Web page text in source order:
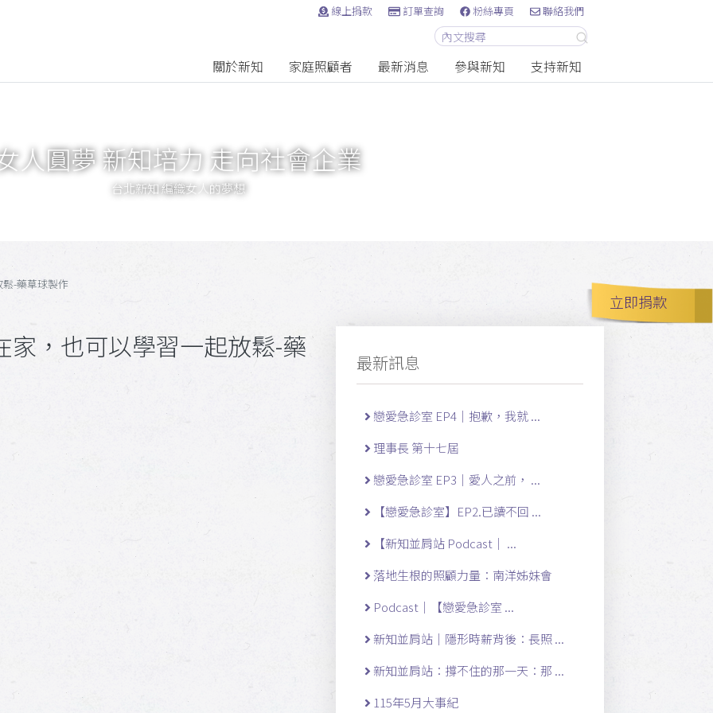
線上捐款 訂單查詢 粉絲專頁 聯絡我們
關於新知 家庭照顧者 最新消息 參與新知 支持新知
立即捐款
人圓夢 新知培力 走向社會企業
台北新知 編織女人的夢想
-藥草球製作
家，也可以學習一起放鬆-藥 最新訊息
戀愛急診室 EP4｜抱歉，我就 ...
理事長 第十七屆
戀愛急診室 EP3｜愛人之前， ...
【戀愛急診室】EP2.已讀不回 ...
【新知並肩站 Podcast｜ ...
落地生根的照顧力量：南洋姊妹會
Podcast｜【戀愛急診室 ...
新知並肩站｜隱形時薪背後：長照 ...
新知並肩站：撐不住的那一天：那 ...
115年5月大事紀